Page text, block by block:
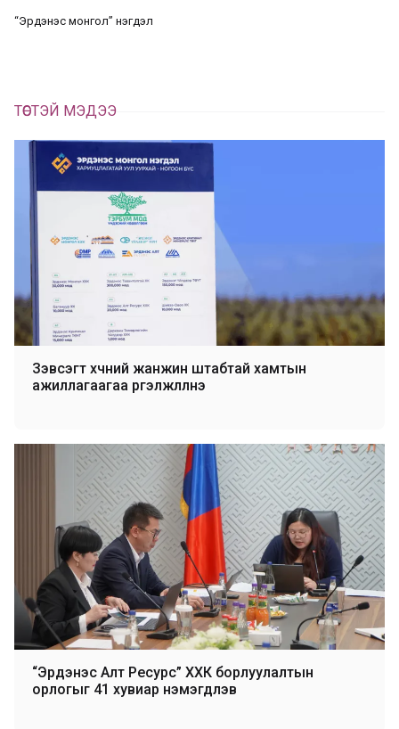
х
“Эрдэнэс монгол” нэгдэл
ТӨСТЭЙ МЭДЭЭ
Зэвсэгт хүчний жанжин штабтай хамтын
ажиллагаагаа үргэлжлүүлнэ
“Эрдэнэс Алт Ресурс” ХХК борлуулалтын
орлогыг 41 хувиар нэмэгдүүлэв